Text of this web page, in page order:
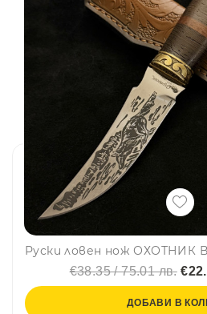
€38.35 / 75.01 лв.
ДОБАВИ В